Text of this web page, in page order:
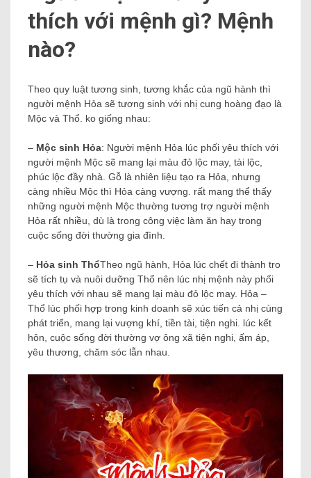
thích với mệnh gì? Mệnh
nào?
Theo quy luật tương sinh, tương khắc của ngũ hành thì
người mệnh Hỏa sẽ tương sinh với nhị cung hoàng đạo là
Mộc và Thổ. ko giống nhau:
– Mộc sinh Hỏa: Người mệnh Hỏa lúc phối yêu thích với
người mệnh Mộc sẽ mang lại màu đỏ lộc may, tài lộc,
phúc lộc đầy nhà. Gỗ là nhiên liệu tạo ra Hỏa, nhưng
càng nhiều Mộc thì Hỏa càng vượng. rất mang thể thấy
những người mệnh Mộc thường tương trợ người mệnh
Hỏa rất nhiều, dù là trong công việc làm ăn hay trong
cuộc sống đời thường gia đình.
– Hỏa sinh ThổTheo ngũ hành, Hỏa lúc chết đi thành tro
sẽ tích tụ và nuôi dưỡng Thổ nên lúc nhị mệnh này phối
yêu thích với nhau sẽ mang lại màu đỏ lộc may. Hỏa – ​​
Thổ lúc phối hợp trong kinh doanh sẽ xúc tiến cả nhị cùng
phát triển, mang lại vượng khí, tiền tài, tiện nghi. lúc kết
hôn, cuộc sống đời thường vợ ông xã tiện nghi, ấm áp,
yêu thương, chăm sóc lẫn nhau.